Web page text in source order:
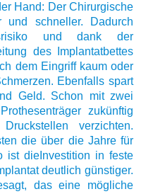
Hand: Der Chirurgische
und schneller. Dadurch
und dank der
des Implantatbettes
dem Eingriff kaum oder
Ebenfalls spart
Geld. Schon mit zwei
zukünftig
verzichten.
die über die Jahre für
ist dieInvestition in feste
deutlich günstiger.
das eine mögliche